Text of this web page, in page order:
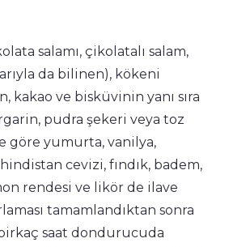
salamı, çikolatalı salam,
da bilinen), kökeni
kakao ve bisküvinin yanı sıra
pudra şekeri veya toz
göre yumurta, vanilya,
cevizi, fındık, badem,
rendesi ve likör de ilave
tamamlandıktan sonra
saat dondurucuda